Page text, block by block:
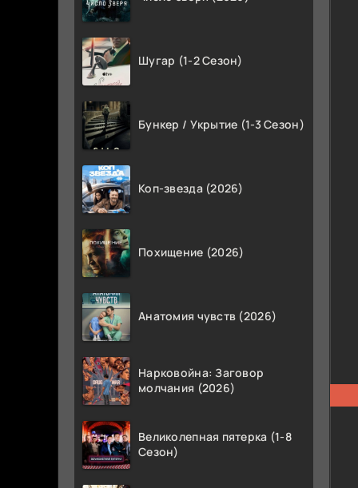
Шугар (1-2 Сезон)
Бункер / Укрытие (1-3 Сезон)
Коп-звезда (2026)
Похищение (2026)
Анатомия чувств (2026)
Нарковойна: Заговор
молчания (2026)
Великолепная пятерка (1-8
Сезон)